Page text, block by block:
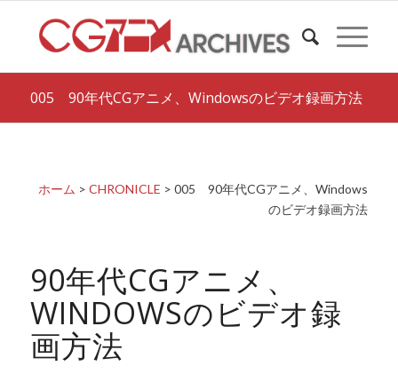
005 90年代CGアニメ、Windowsのビデオ録画方法
ホーム >CHRONICLE > 005 90年代CGアニメ、Windows
のビデオ録画方法
90年代CGアニメ、
WINDOWSのビデオ録
画方法